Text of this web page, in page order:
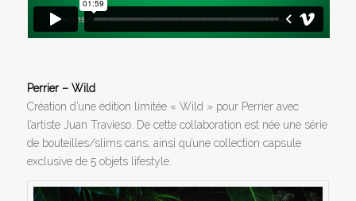
Perrier – Wild
Création d’une édition limitée « Wild » pour Perrier avec
l’artiste Juan Travieso. De cette collaboration est née une série
de bouteilles/slims cans, ainsi qu’une collection capsule
exclusive de 5 objets lifestyle.